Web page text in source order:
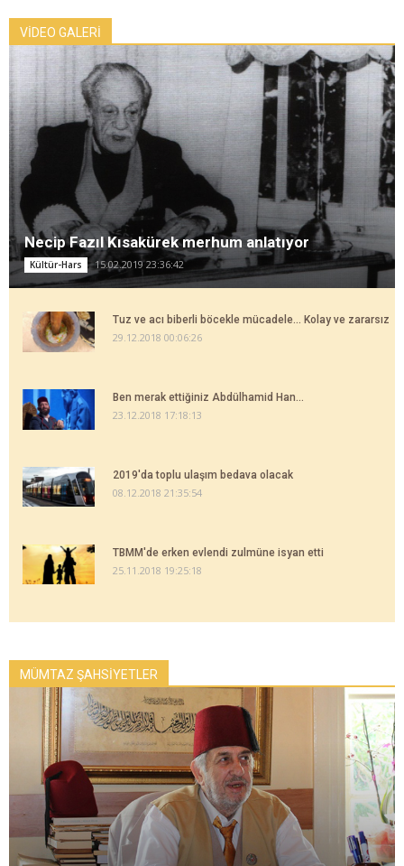
VİDEO GALERİ
Necip Fazıl Kısakürek merhum anlatıyor
Kültür-Hars 15.02.2019 23:36:42
Tuz ve acı biberli böcekle mücadele... Kolay ve zararsız
29.12.2018 00:06:26
Ben merak ettiğiniz Abdülhamid Han...
23.12.2018 17:18:13
2019'da toplu ulaşım bedava olacak
08.12.2018 21:35:54
TBMM'de erken evlendi zulmüne isyan etti
25.11.2018 19:25:18
MÜMTAZ ŞAHSİYETLER